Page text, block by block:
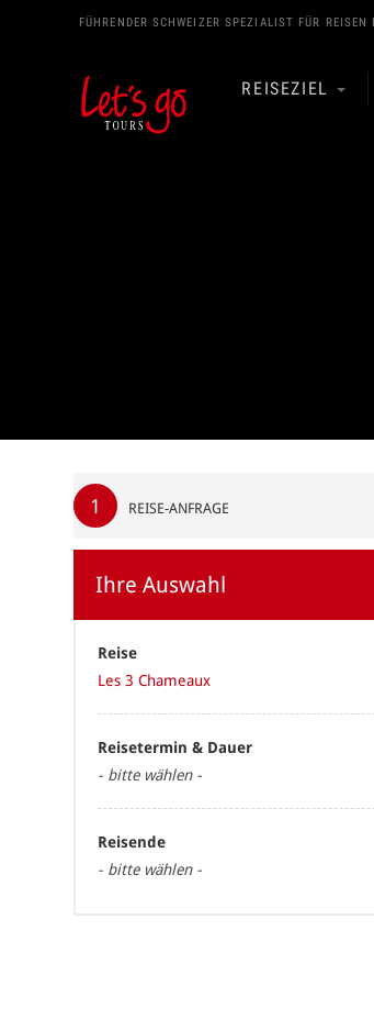
FÜHRENDER SCHWEIZER SPEZIALIST FÜR REISEN
REISEZIEL
1 REISE-ANFRAGE
Ihre Auswahl
Reise
Les 3 Chameaux
Reisetermin & Dauer
- bitte wählen -
Reisende
- bitte wählen -